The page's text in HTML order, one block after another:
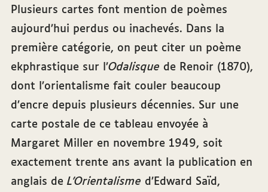
Plusieurs cartes font mention de poèmes
aujourd’hui perdus ou inachevés. Dans la
première catégorie, on peut citer un poème
ekphrastique sur l’Odalisque de Renoir (1870),
dont l’orientalisme fait couler beaucoup
d’encre depuis plusieurs décennies. Sur une
carte postale de ce tableau envoyée à
Margaret Miller en novembre 1949, soit
exactement trente ans avant la publication en
anglais de L’Orientalisme d’Edward Saïd,